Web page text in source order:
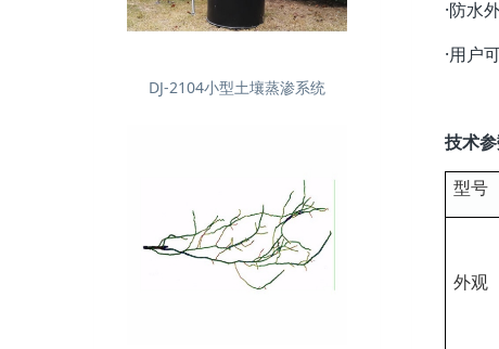
·防水
·用户
技术参
型号
外观
DJ-2104小型土壤蒸渗系统